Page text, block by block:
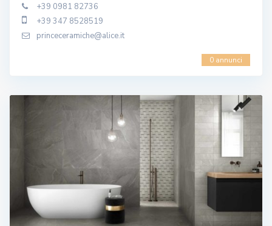
+39 0981 82736
+39 347 8528519
princeceramiche@alice.it
0 annunci